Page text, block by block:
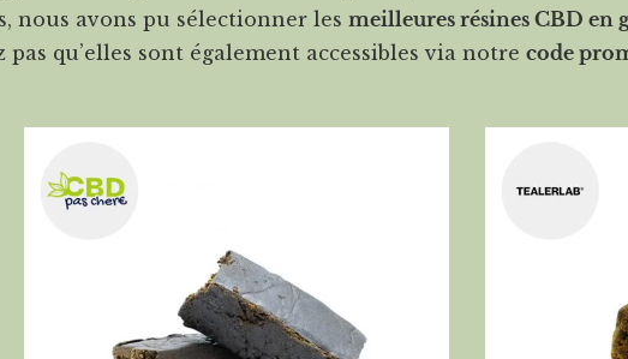
nous avons pu sélectionner les meilleures résines CBD en
qu’elles sont également accessibles via notre code